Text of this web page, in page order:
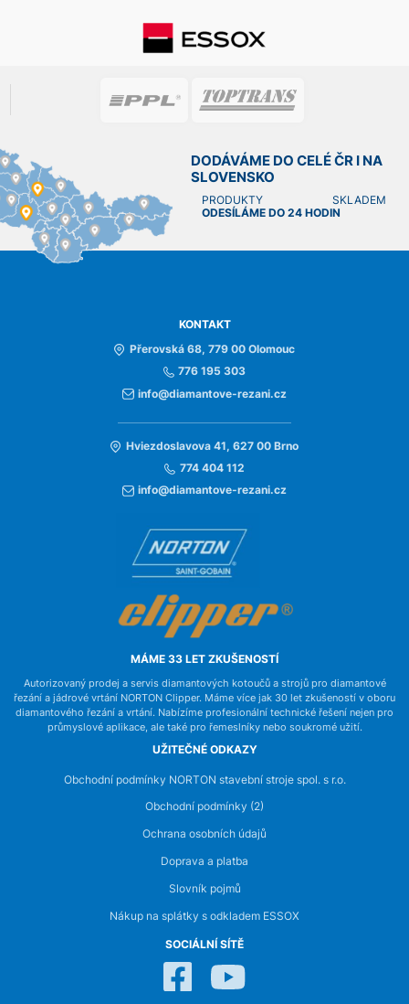
DODÁVÁME DO CELÉ ČR I NA
SLOVENSKO
PRODUKTY SKLADEM
ODESÍLÁME DO 24 HODIN
KONTAKT
Přerovská 68, 779 00 Olomouc
776 195 303
info@diamantove-rezani.cz
Hviezdoslavova 41, 627 00 Brno
774 404 112
info@diamantove-rezani.cz
MÁME 33 LET ZKUŠENOSTÍ
Autorizovaný prodej a servis diamantových kotoučů a strojů pro diamantové
řezání a jádrové vrtání NORTON Clipper. Máme více jak 30 let zkušeností v oboru
diamantového řezání a vrtání. Nabízíme profesionální technické řešení nejen pro
průmyslové aplikace, ale také pro řemeslníky nebo soukromé užití.
UŽITEČNÉ ODKAZY
Obchodní podmínky NORTON stavební stroje spol. s r.o.
Obchodní podmínky (2)
Ochrana osobních údajů
Doprava a platba
Slovník pojmů
Nákup na splátky s odkladem ESSOX
SOCIÁLNÍ SÍTĚ